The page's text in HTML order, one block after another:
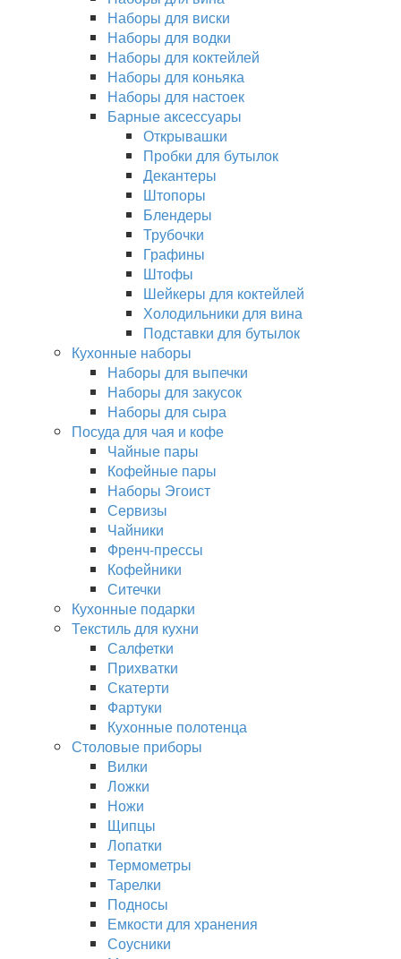
Наборы для виски
Наборы для водки
Наборы для коктейлей
Наборы для коньяка
Наборы для настоек
Барные аксессуары
Открывашки
Пробки для бутылок
Декантеры
Штопоры
Блендеры
Трубочки
Графины
Штофы
Шейкеры для коктейлей
Холодильники для вина
Подставки для бутылок
Кухонные наборы
Наборы для выпечки
Наборы для закусок
Наборы для сыра
Посуда для чая и кофе
Чайные пары
Кофейные пары
Наборы Эгоист
Сервизы
Чайники
Френч-прессы
Кофейники
Ситечки
Кухонные подарки
Текстиль для кухни
Салфетки
Прихватки
Скатерти
Фартуки
Кухонные полотенца
Столовые приборы
Вилки
Ложки
Ножи
Щипцы
Лопатки
Термометры
Тарелки
Подносы
Емкости для хранения
Соусники